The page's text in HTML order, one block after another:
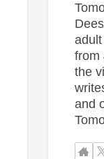
from
the
and